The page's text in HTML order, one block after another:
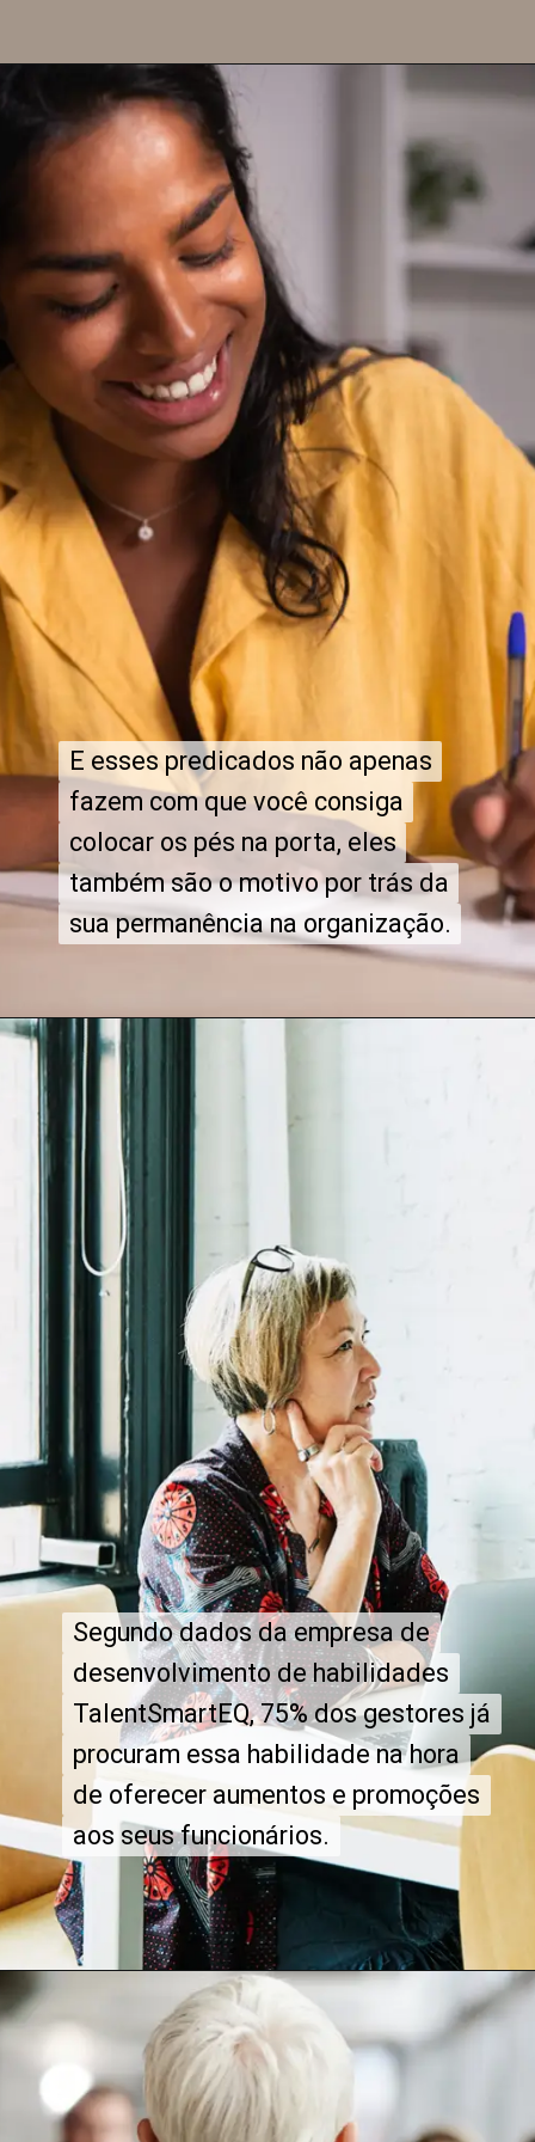
E esses predicados não apenas
fazem com que você consiga
colocar os pés na porta, eles
também são o motivo por trás da
sua permanência na organização.
E esses predicados não apenas
fazem com que você consiga
colocar os pés na porta, eles
também são o motivo por trás da
sua permanência na organização.
Segundo dados da empresa de
desenvolvimento de habilidades
TalentSmartEQ, 75% dos gestores já
procuram essa habilidade na hora
de oferecer aumentos e promoções
aos seus funcionários.
Segundo dados da empresa de
desenvolvimento de habilidades
TalentSmartEQ, 75% dos gestores já
procuram essa habilidade na hora
de oferecer aumentos e promoções
aos seus funcionários.